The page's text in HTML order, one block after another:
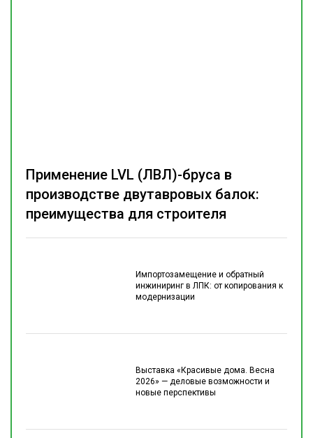
Импортозамещение и обратный
инжиниринг в ЛПК: от копирования к
модернизации
Выставка «Красивые дома. Весна
2026» — деловые возможности и
новые перспективы
Применение LVL (ЛВЛ)-бруса в
производстве двутавровых балок:
преимущества для строителя